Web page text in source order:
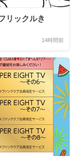
リックルき
14時間前